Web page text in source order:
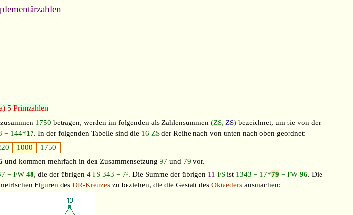
a) 5 Primzahlen
1750 betragen, werden im folgenden als Zahlensummen (ZS, ZS)bezeichnet, um sie von der
= 144*17. In der folgenden Tabelle sind die 16 ZS der Reihe nach von unten nach oben geordnet:
1000
1750
und kommen mehrfach in den Zusammensetzung 97 und 79 vor.
= FW 48, die der übrigen 4 FS 343 = 7³. Die Summe der übrigen 11 FS ist 1343 = 17*79 = FW 96. Die
Figuren desDR-Kreuzes zu beziehen, die die Gestalt desOktaeders ausmachen: